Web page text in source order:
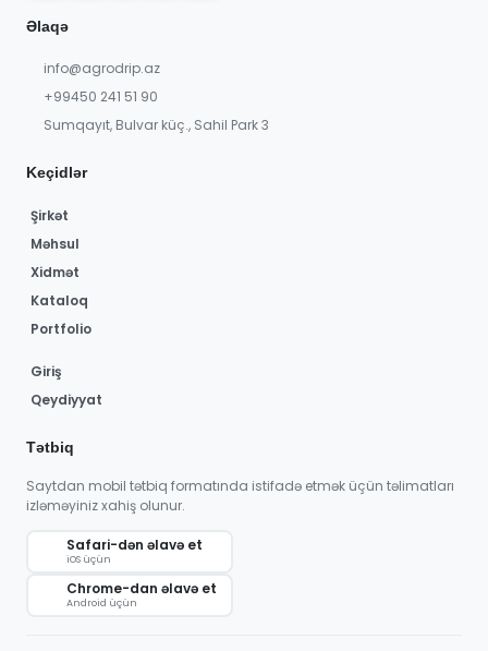
Əlaqə
info@agrodrip.az
+99450 241 51 90
Sumqayıt, Bulvar küç., Sahil Park 3
Keçidlər
Şirkət
Məhsul
Xidmət
Kataloq
Portfolio
Giriş
Qeydiyyat
Tətbiq
Saytdan mobil tətbiq formatında istifadə etmək üçün təlimatları
izləməyiniz xahiş olunur.
Safari-dən əlavə et
iOS üçün
Chrome-dan əlavə et
Android üçün